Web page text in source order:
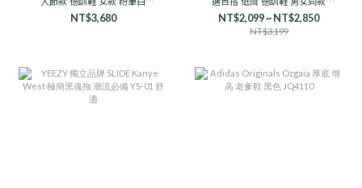
HP3658
NT$3,680
KH6999 深灰色
NT$2,099 ~ NT$2,850
NT$3,199